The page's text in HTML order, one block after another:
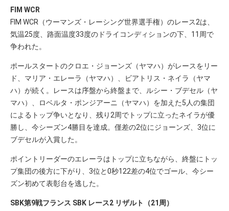
FIM WCR
FIM WCR（ウーマンズ・レーシング世界選手権）のレース2は、
気温25度、路面温度33度のドライコンディションの下、11周で
争われた。
ポールスタートのクロエ・ジョーンズ（ヤマハ）がレースをリー
ド、マリア・エレーラ（ヤマハ）、ビアトリス・ネイラ（ヤマ
ハ）が続く。レースは序盤から終盤まで、ルシー・ブデセル（ヤ
マハ）、ロベルタ・ポンジアーニ（ヤマハ）を加えた5人の集団
によるトップ争いとなり、残り2周でトップに立ったネイラが優
勝し、今シーズン4勝目を達成。僅差の2位にジョーンズ、3位に
ブデセルが入賞した。
ポイントリーダーのエレーラはトップに立ちながら、終盤にトッ
プ集団の後方に下がり、3位と0秒122差の4位でゴール、今シー
ズン初めて表彰台を逃した。
SBK第9戦フランス SBK レース2 リザルト（21周）